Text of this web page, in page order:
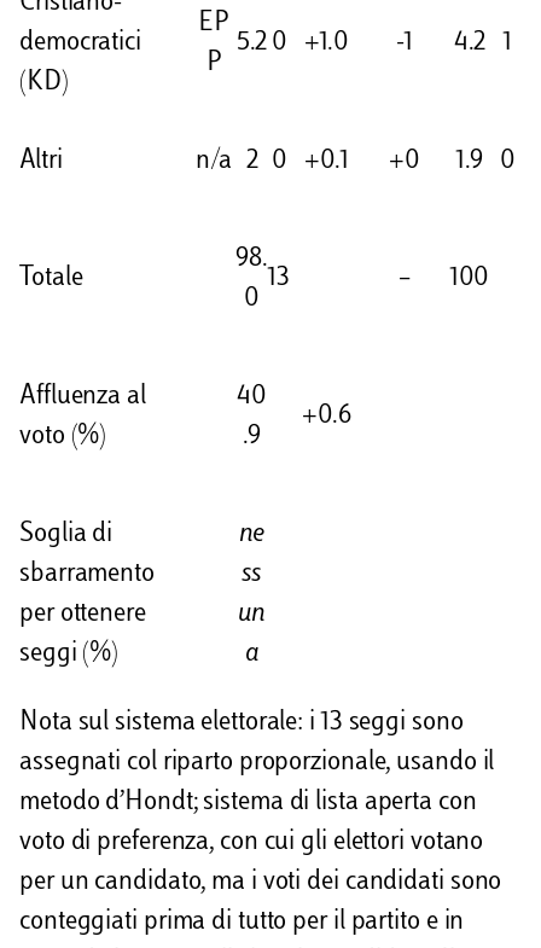
democratici
(KD)
EP
P
5.2 0 +1.0 -1 4.2 1
Altri n/a 2 0 +0.1 +0 1.9 0
Totale
98.
0
13 – 100
Affluenza al
voto (%)
40
.9
+0.6
Soglia di
sbarramento
per ottenere
seggi (%)
ne
ss
un
a
Nota sul sistema elettorale: i 13 seggi sono
assegnati col riparto proporzionale, usando il
metodo d’Hondt; sistema di lista aperta con
voto di preferenza, con cui gli elettori votano
per un candidato, ma i voti dei candidati sono
conteggiati prima di tutto per il partito e in